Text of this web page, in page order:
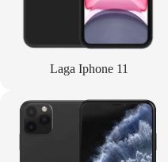
Laga Iphone 11